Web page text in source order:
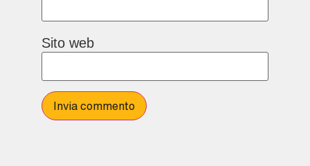
Sito web